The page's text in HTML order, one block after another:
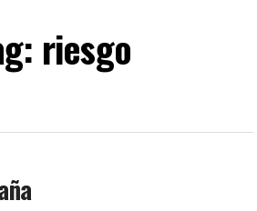
riesgo